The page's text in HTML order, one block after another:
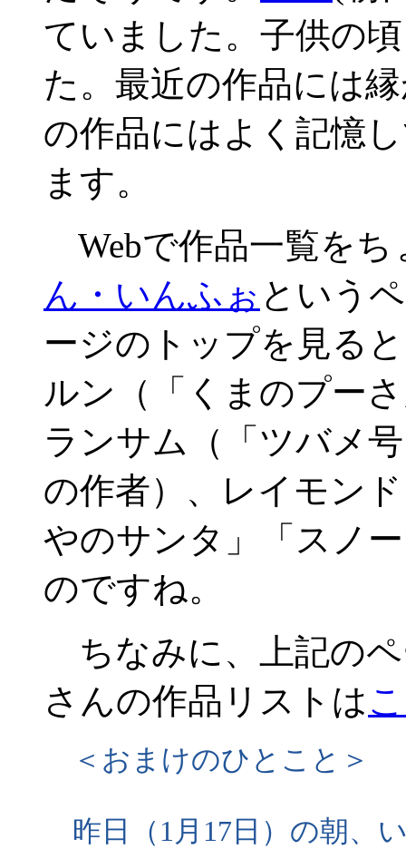
ていました。子供の
た。最近の作品には
の作品にはよく記憶
ます。
Webで作品一覧を
ん・いんふぉ という
ージのトップを見る
ルン（「くまのプー
ランサム（「ツバメ
の作者）、レイモン
やのサンタ」「スノ
のですね。
ちなみに、上記の
さんの作品リストは
＜おまけのひとこと＞
昨日（1月17日）の朝、